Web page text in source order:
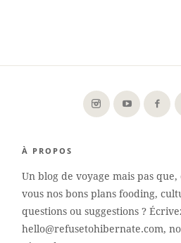
À PROPOS
Un blog de voyage mais pas
vous nos bons plans fooding,
questions ou suggestions ?
hello@refusetohibernate.com,